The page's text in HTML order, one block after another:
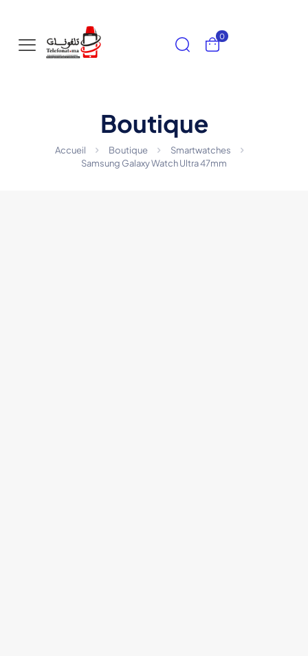
0
Boutique
Accueil Boutique
Smartwatches
Samsung Galaxy Watch Ultra 47mm